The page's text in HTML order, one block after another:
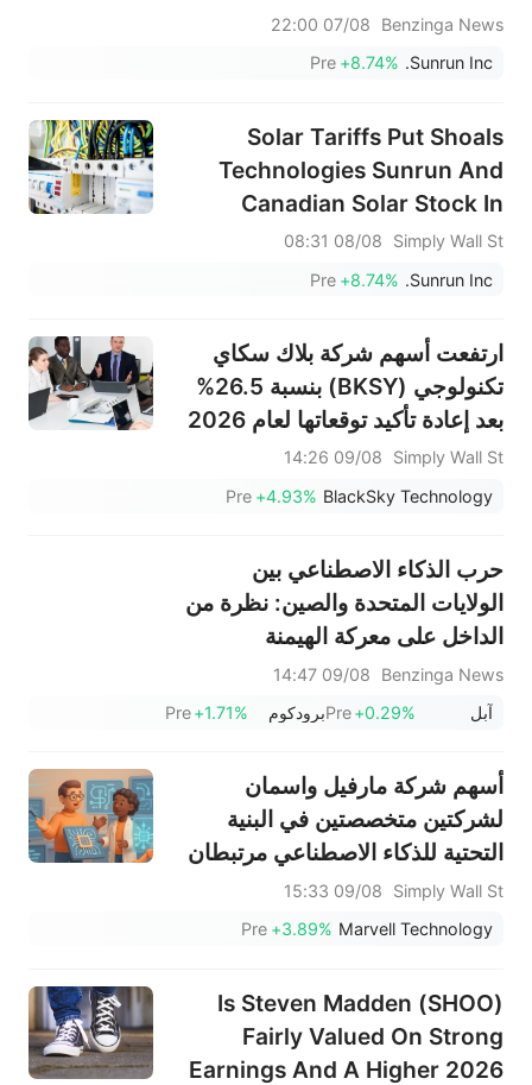
Benzinga News
07/08 22:00
Sunrun Inc.
+8.74%
Pre
Solar Tariffs Put Shoals
Technologies Sunrun And
Canadian Solar Stock In
Focus
Simply Wall St
08/08 08:31
Sunrun Inc.
+8.74%
Pre
ارتفعت أسهم شركة بلاك سكاي
تكنولوجي (BKSY) بنسبة 26.5%
بعد إعادة تأكيد توقعاتها لعام 2026
مدعومةً بزخم صور الجيل الثالث.
Simply Wall St
09/08 14:26
BlackSky Technology
+4.93%
Pre
حرب الذكاء الاصطناعي بين
الولايات المتحدة والصين: نظرة من
الداخل على معركة الهيمنة
التكنولوجية العالمية
Benzinga News
09/08 14:47
آبل
+0.29%
Preبرودكوم +1.71%
Pre
أسهم شركة مارفيل واسمان
لشركتين متخصصتين في البنية
التحتية للذكاء الاصطناعي مرتبطان
بصناعة الرقائق الإلكترونية في
أمريكا الشمالية
Simply Wall St
09/08 15:33
Marvell Technology
+3.89%
Pre
Is Steven Madden (SHOO)
Fairly Valued On Strong
Earnings And A Higher 2026